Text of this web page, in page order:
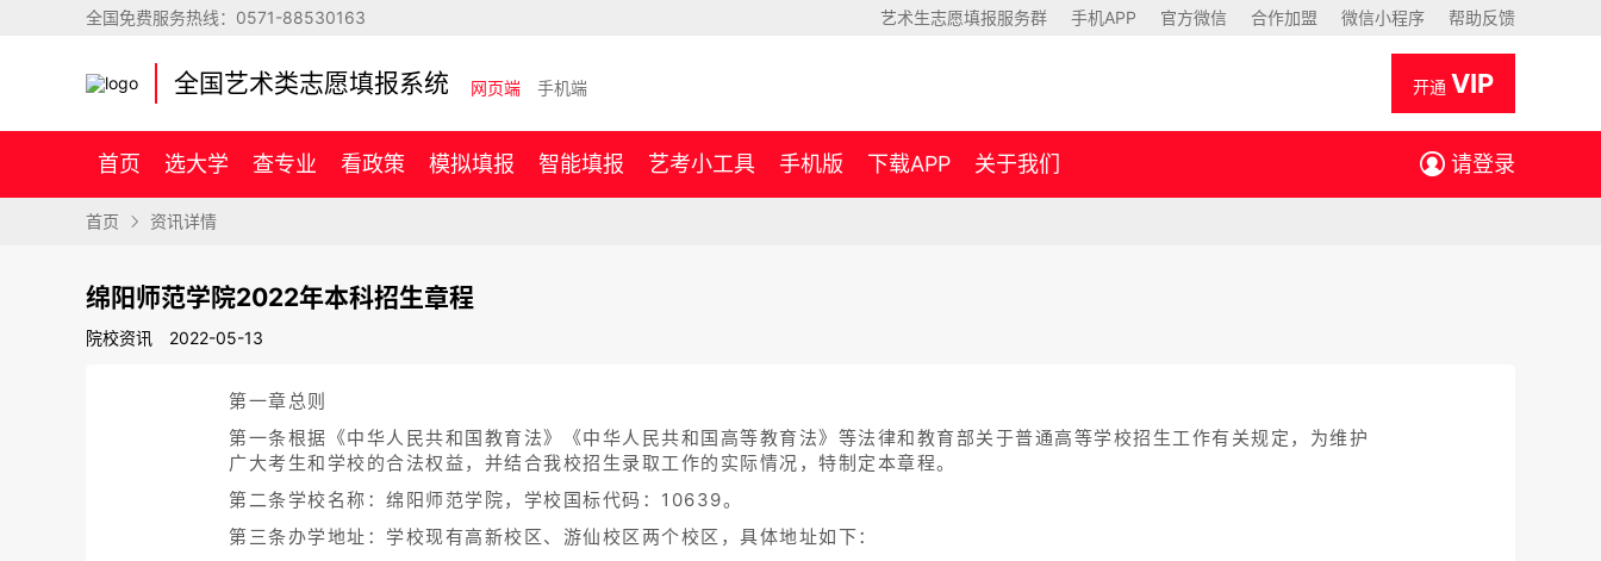
全国免费服务热线： 0571-88530163 艺术生志愿填报服务群 手机APP 官方微信 合作加盟 微信小程序 帮助反馈
全国艺术类志愿填报系统 网页端 手机端 开通 VIP
首页 选大学 查专业 看政策 模拟填报 智能填报 艺考小工具 手机版 下载APP 关于我们 请登录
首页 资讯详情
绵阳师范学院2022年本科招生章程
院校资讯 2022-05-13
第一章总则
第一条根据《中华人民共和国教育法》《中华人民共和国高等教育法》等法律和教育部关于普通高等学校招生工作有关规定，为维护
广大考生和学校的合法权益，并结合我校招生录取工作的实际情况，特制定本章程。
第二条学校名称：绵阳师范学院，学校国标代码：10639。
第三条办学地址：学校现有高新校区、游仙校区两个校区，具体地址如下：